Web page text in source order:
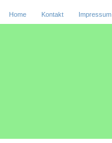
Home Kontakt Impressum